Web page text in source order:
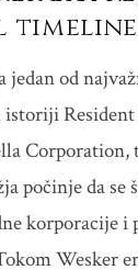
timeline
jedan od
istoriji
počinje da se
korporacije i
Wesker